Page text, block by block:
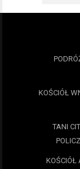
KOŚCIÓŁ
TANI
KOŚCIÓŁ